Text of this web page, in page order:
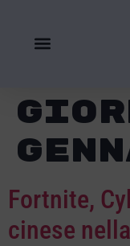
Fortnite,
cinese